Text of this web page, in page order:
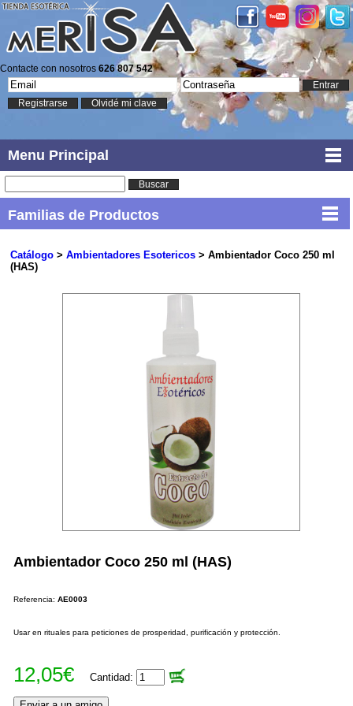
Contacte con nosotros 626 807 542
Entrar
Registrarse
Olvidé mi clave
Menu Principal
Buscar
Familias de Productos
Catálogo> Ambientadores Esotericos> Ambientador Coco 250 ml
(HAS)
Ambientador Coco 250 ml (HAS)
Referencia:AE0003
Usar en rituales para peticiones de prosperidad, purificación y protección.
12,05€ Cantidad: